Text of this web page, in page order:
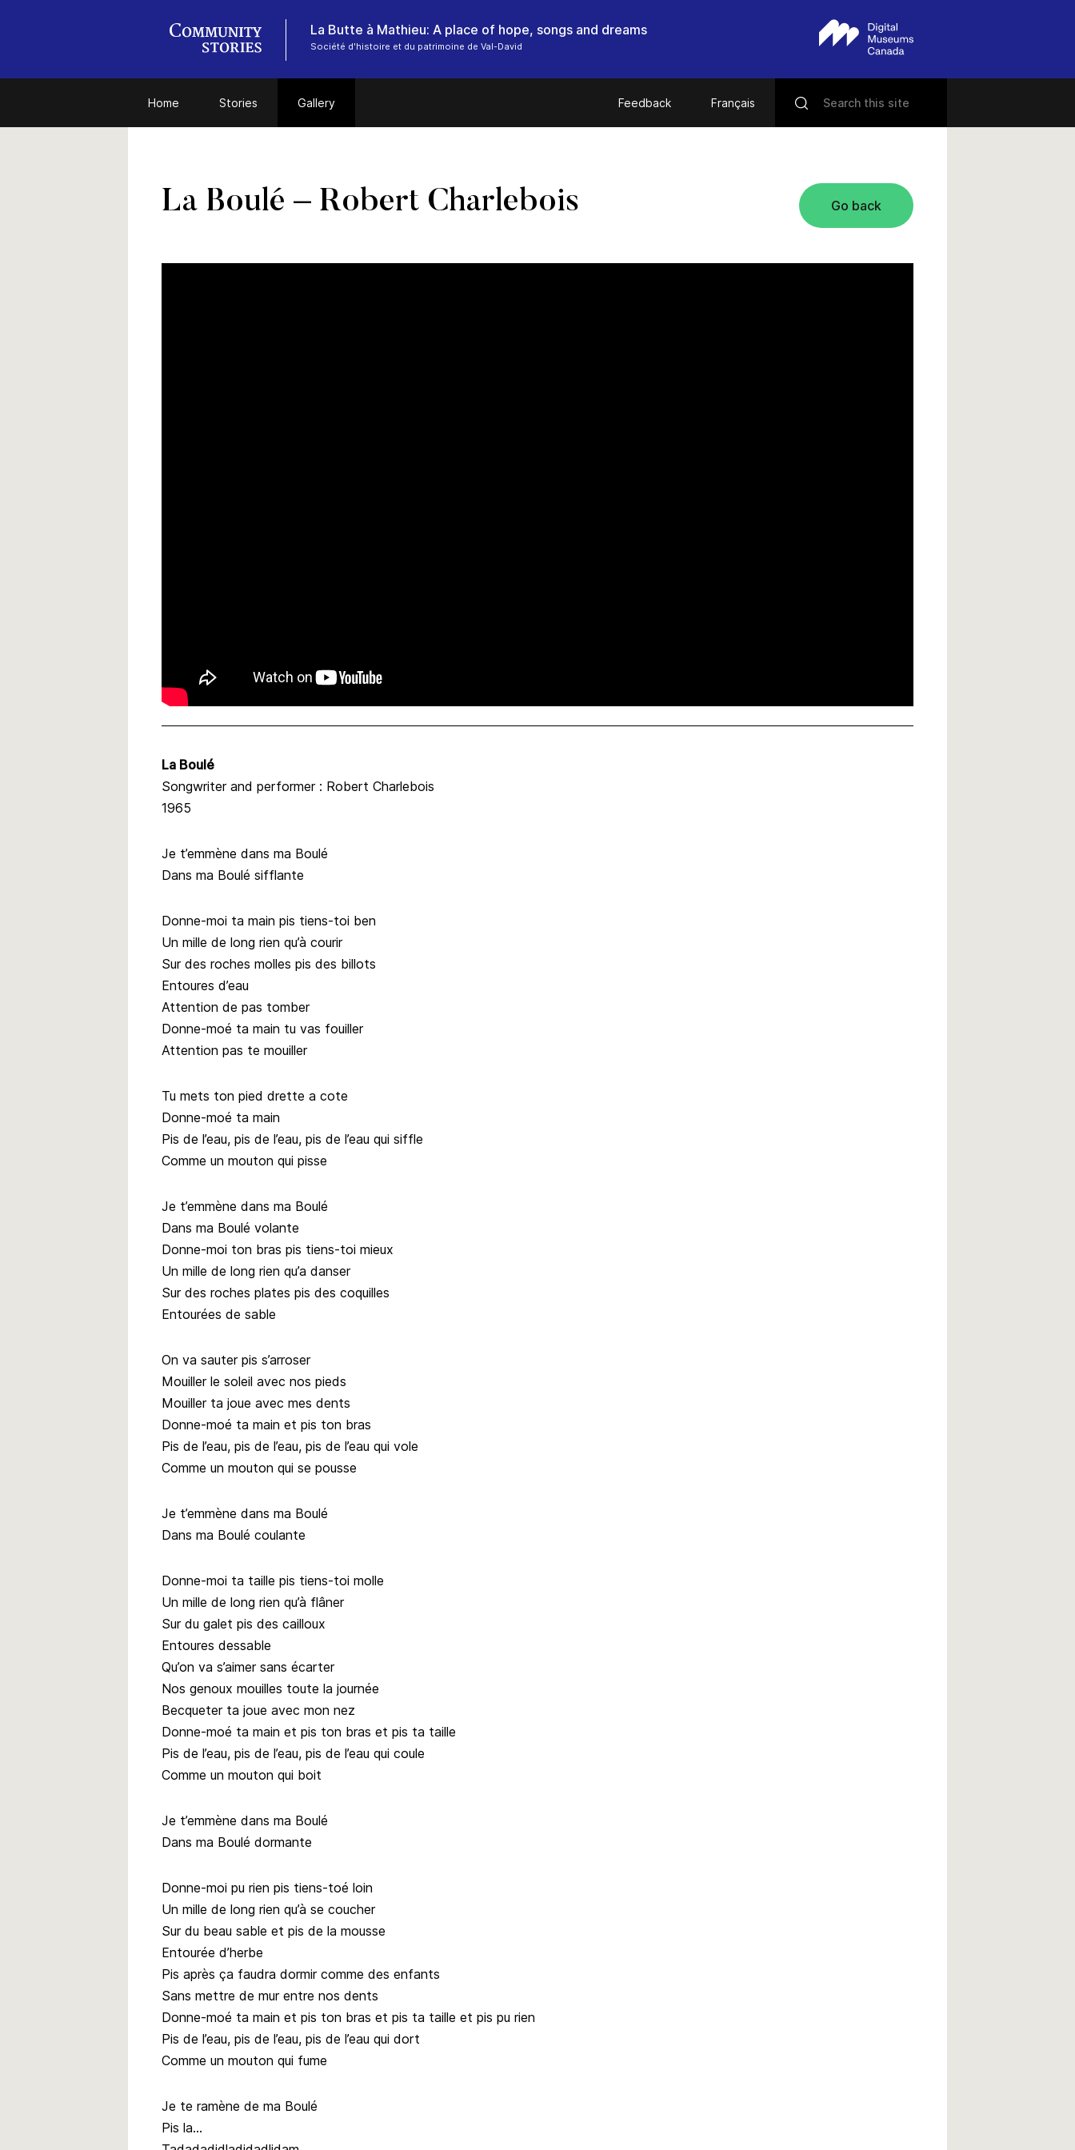
Société d'histoire et du patrimoine de Val-David
Home Stories Gallery Feedback Français
Go back
La Boulé – Robert Charlebois
La Boulé
Songwriter and performer : Robert Charlebois
1965
Je t’emmène dans ma Boulé
Dans ma Boulé sifflante
Donne-moi ta main pis tiens-toi ben
Un mille de long rien qu’à courir
Sur des roches molles pis des billots
Entoures d’eau
Attention de pas tomber
Donne-moé ta main tu vas fouiller
Attention pas te mouiller
Tu mets ton pied drette a cote
Donne-moé ta main
Pis de l’eau, pis de l’eau, pis de l’eau qui siffle
Comme un mouton qui pisse
Je t’emmène dans ma Boulé
Dans ma Boulé volante
Donne-moi ton bras pis tiens-toi mieux
Un mille de long rien qu’a danser
Sur des roches plates pis des coquilles
Entourées de sable
On va sauter pis s’arroser
Mouiller le soleil avec nos pieds
Mouiller ta joue avec mes dents
Donne-moé ta main et pis ton bras
Pis de l’eau, pis de l’eau, pis de l’eau qui vole
Comme un mouton qui se pousse
Je t’emmène dans ma Boulé
Dans ma Boulé coulante
Donne-moi ta taille pis tiens-toi molle
Un mille de long rien qu’à flâner
Sur du galet pis des cailloux
Entoures dessable
Qu’on va s’aimer sans écarter
Nos genoux mouilles toute la journée
Becqueter ta joue avec mon nez
Donne-moé ta main et pis ton bras et pis ta taille
Pis de l’eau, pis de l’eau, pis de l’eau qui coule
Comme un mouton qui boit
Je t’emmène dans ma Boulé
Dans ma Boulé dormante
Donne-moi pu rien pis tiens-toé loin
Un mille de long rien qu’à se coucher
Sur du beau sable et pis de la mousse
Entourée d’herbe
Pis après ça faudra dormir comme des enfants
Sans mettre de mur entre nos dents
Donne-moé ta main et pis ton bras et pis ta taille et pis pu rien
Pis de l’eau, pis de l’eau, pis de l’eau qui dort
Comme un mouton qui fume
Je te ramène de ma Boulé
Pis la…